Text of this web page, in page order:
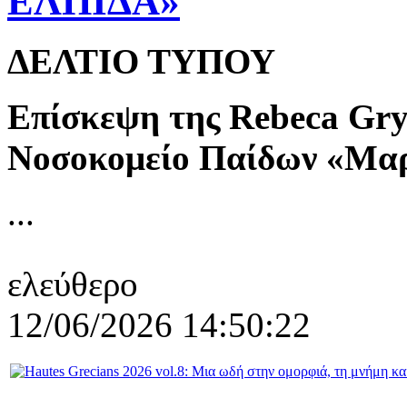
ΔΕΛΤΙΟ ΤΥΠΟΥ
Επίσκεψη της Rebeca
Νοσοκομείο Παίδων
...
ελεύθερο
12/06/2026 14:50:22